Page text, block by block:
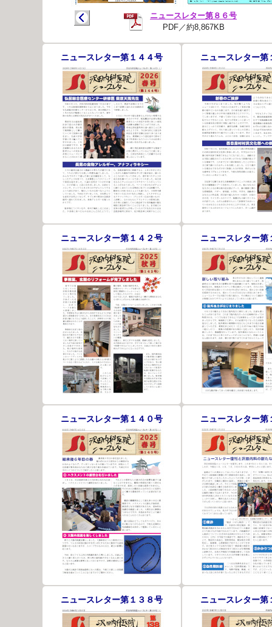
ニュースレター第８６号
PDF／約8,867KB
ニュースレター第１４４号 ニュースレター第
ニュースレター第１４２号 ニュースレター第
ニュースレター第１４０号 ニュースレター第
ニュースレター第１３８号 ニュースレター第